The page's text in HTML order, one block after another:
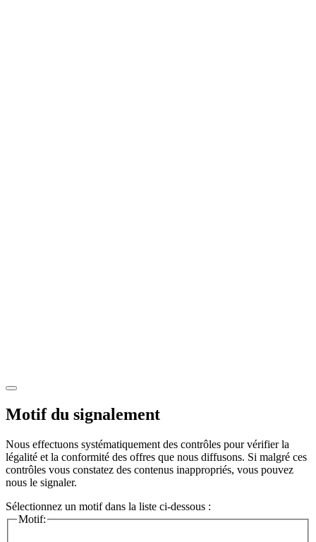
Motif du signalement
Nous effectuons systématiquement des contrôles pour vérifier la
légalité et la conformité des offres que nous diffusons. Si malgré ces
contrôles vous constatez des contenus inappropriés, vous pouvez
nous le signaler.
Sélectionnez un motif dans la liste ci-dessous :
Motif: